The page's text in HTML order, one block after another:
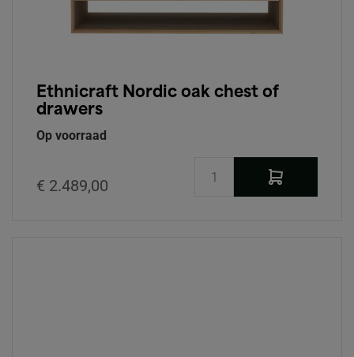
Ethnicraft Nordic oak chest of
drawers
Op voorraad
€ 2.489,00